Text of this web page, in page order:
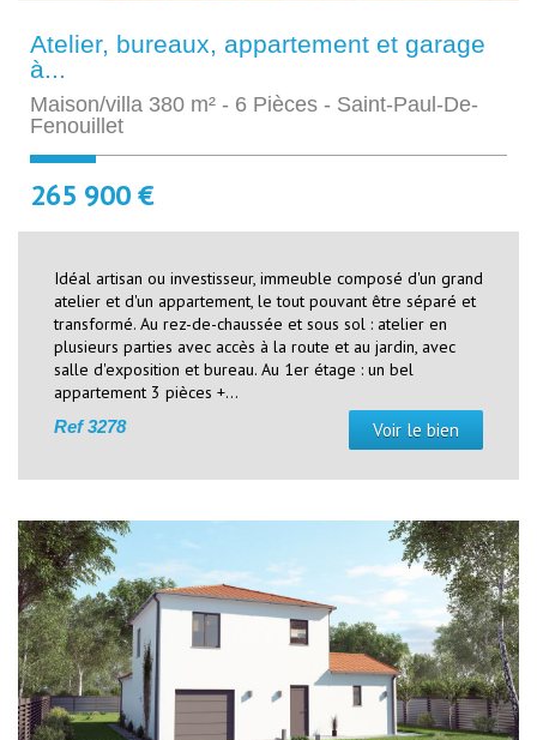
Atelier, bureaux, appartement et garage
à...
Maison/villa 380 m² - 6 Pièces - Saint-Paul-De-
Fenouillet
265 900 €
Idéal artisan ou investisseur, immeuble composé d'un grand
atelier et d'un appartement, le tout pouvant être séparé et
transformé. Au rez-de-chaussée et sous sol : atelier en
plusieurs parties avec accès à la route et au jardin, avec
salle d'exposition et bureau. Au 1er étage : un bel
appartement 3 pièces +...
Ref3278 Voir le bien